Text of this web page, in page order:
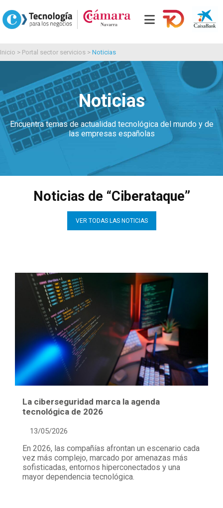
Inicio > Portal sector servicios > Noticias
Noticias
Encuentra temas de actualidad tecnológica del mundo y de
las empresas españolas
Noticias de “Ciberataque”
VER TODAS LAS NOTICIAS
La ciberseguridad marca la agenda
tecnológica de 2026
13/05/2026
En 2026, las compañías afrontan un escenario cada
vez más complejo, marcado por amenazas más
sofisticadas, entornos hiperconectados y una
mayor dependencia tecnológica.